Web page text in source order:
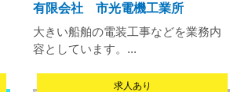
有限会社 市光電機工業所
大きい船舶の電装工事などを業務内
容としています。...
求人あり